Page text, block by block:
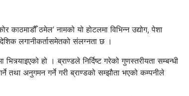
काठमाडौँ ठमेल’ नामको यो होटलमा विभिन्न उद्योग, पेशा
लगानीकर्तासमेतको संलग्नता छ ।
हो । ब्राण्डले निर्दिष्ट गरेको गुणस्तरीयता सम्बन्धी
तथा अनुगमन गर्ने गरी ब्राण्डको सम्झौता भएको कम्पनीले